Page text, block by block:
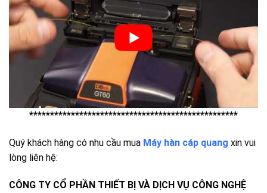
**************************************************
Quý khách hàng có nhu cầu mua Máy hàn cáp quang xin vui
lòng liên hệ:
CÔNG TY CỔ PHẦN THIẾT BỊ VÀ DỊCH VỤ CÔNG NGHỆ